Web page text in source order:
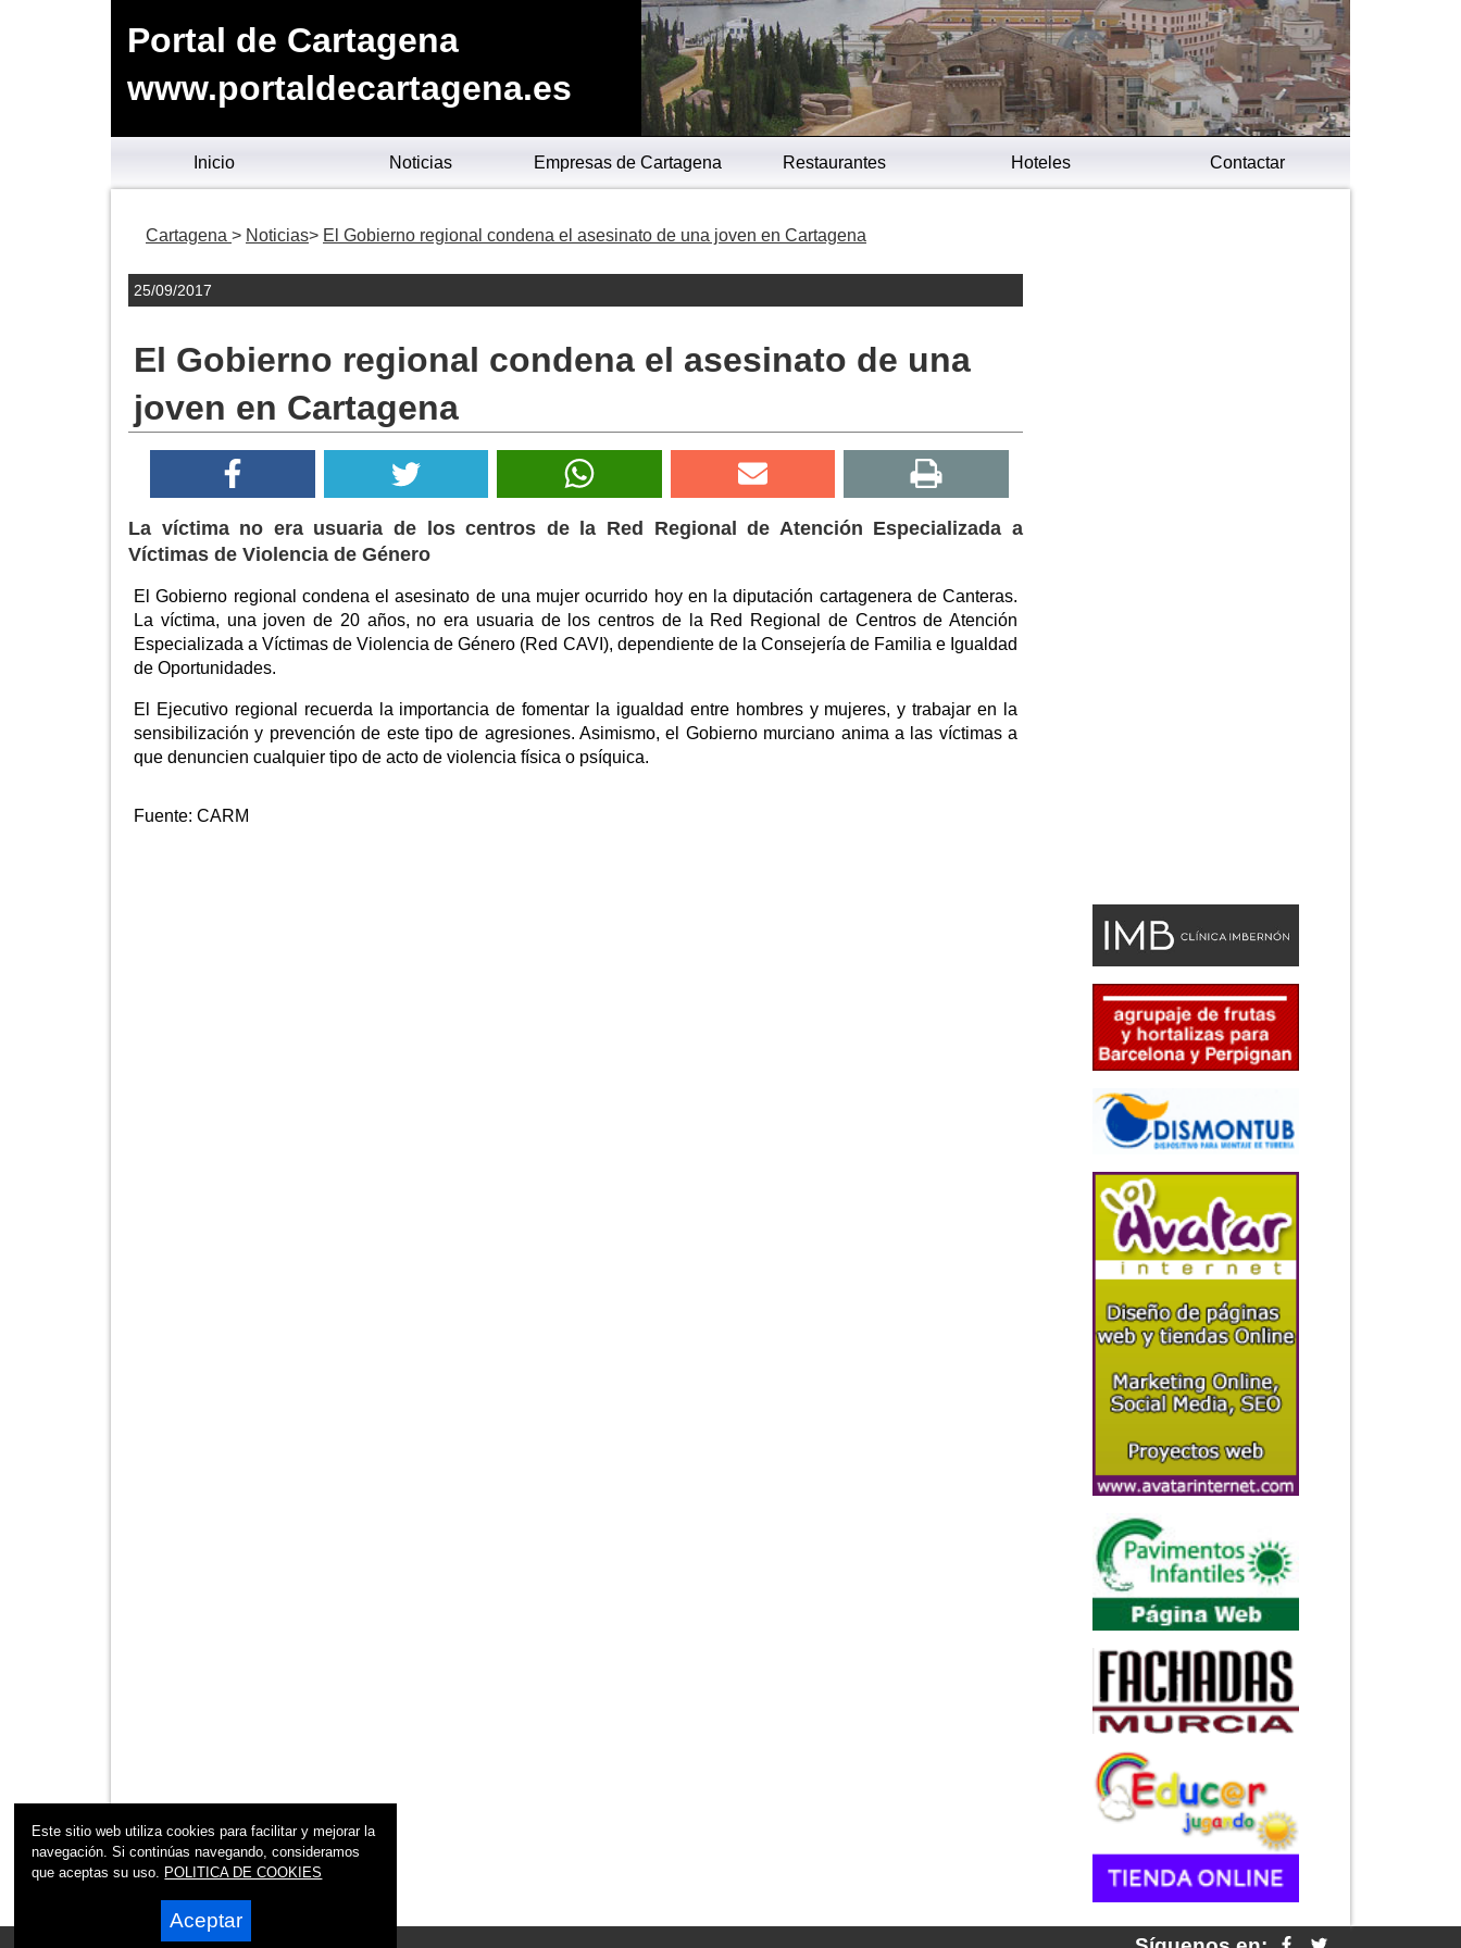
Portal de Cartagena
www.portaldecartagena.es
Inicio Noticias Empresas de Cartagena Restaurantes Hoteles Contactar
Cartagena Noticias El Gobierno regional condena el asesinato de una joven en Cartagena
25/09/2017
El Gobierno regional condena el asesinato de una
joven en Cartagena
La víctima no era usuaria de los centros de la Red Regional de Atención Especializada a
Víctimas de Violencia de Género
El Gobierno regional condena el asesinato de una mujer ocurrido hoy en la diputación cartagenera de Canteras.
La víctima, una joven de 20 años, no era usuaria de los centros de la Red Regional de Centros de Atención
Especializada a Víctimas de Violencia de Género (Red CAVI), dependiente de la Consejería de Familia e Igualdad
de Oportunidades.
El Ejecutivo regional recuerda la importancia de fomentar la igualdad entre hombres y mujeres, y trabajar en la
sensibilización y prevención de este tipo de agresiones. Asimismo, el Gobierno murciano anima a las víctimas a
que denuncien cualquier tipo de acto de violencia física o psíquica.
Fuente: CARM
Este sitio web utiliza cookies para facilitar y mejorar la
navegación. Si continúas navegando, consideramos
que aceptas su uso. POLITICA DE COOKIES
Aceptar